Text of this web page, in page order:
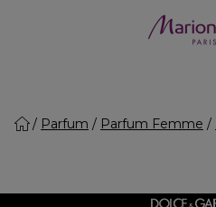
Parfum Parfum Femme